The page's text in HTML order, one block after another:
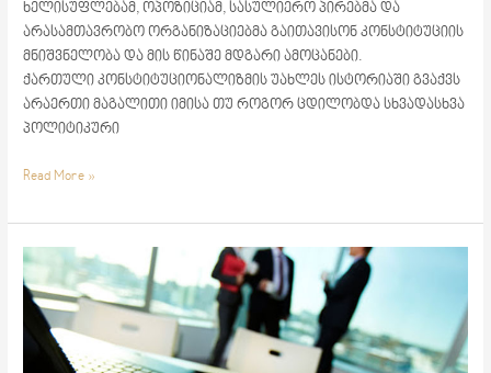
ხელისუფლებამ, ოპოზიციამ, სასულიერო პირებმა და
არასამთავრობო ორგანიზაციებმა გაითავისონ კონსტიტუციის
მნიშვნელობა და მის წინაშე მდგარი ამოცანები.
ქართული კონსტიტუციონალიზმის უახლეს ისტორიაში გვაქვს
არაერთი მაგალითი იმისა თუ როგორ ცდილობდა სხვადასხვა
პოლიტიკური
Read More »
რაულ
აგიკიანი
–
საქართველოს
კანონის